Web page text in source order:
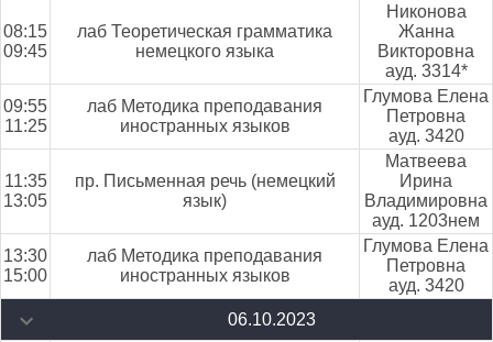
08:15
09:45
лаб Теоретическая грамматика
немецкого языка
Никонова
Жанна
Викторовна
ауд. 3314*
09:55
11:25
лаб Методика преподавания
иностранных языков
Глумова Елена
Петровна
ауд. 3420
11:35
13:05
пр. Письменная речь (немецкий
язык)
Матвеева
Ирина
Владимировна
ауд. 1203нем
13:30
15:00
лаб Методика преподавания
иностранных языков
Глумова Елена
Петровна
ауд. 3420
06.10.2023